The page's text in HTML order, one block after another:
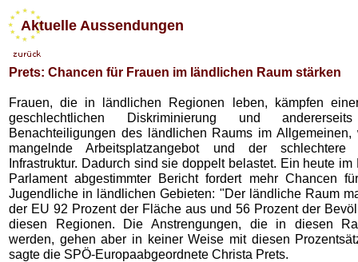
Aktuelle Aussendungen
Prets: Chancen für Frauen im ländlichen Raum stärken
Frauen, die in ländlichen Regionen leben, kämpfen
geschlechtlichen Diskriminierung und
Benachteiligungen des ländlichen Raums im
mangelnde Arbeitsplatzangebot und der
Infrastruktur. Dadurch sind sie doppelt belastet. Ein heute im
Parlament abgestimmter Bericht fordert mehr Chancen
Jugendliche in ländlichen Gebieten: "Der ländliche Raum
der EU 92 Prozent der Fläche aus und 56 Prozent der
diesen Regionen. Die Anstrengungen, die in diesen
werden, gehen aber in keiner Weise mit diesen
sagte die SPÖ-Europaabgeordnete Christa Prets.